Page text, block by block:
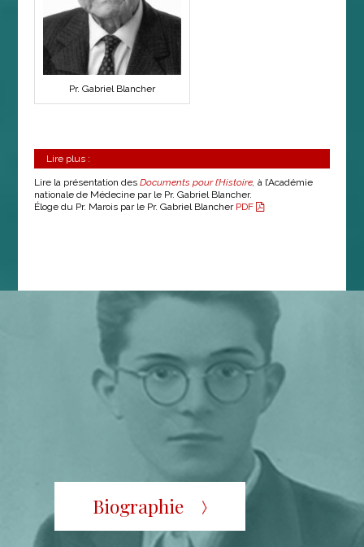
Pr. Gabriel Blancher
Lire plus :
Lire la présentation des Documents pour l’Histoire à l’Académie
nationale de Médecine par le Pr. Gabriel Blancher.
Éloge du Pr. Marois par le Pr. Gabriel Blancher PDF
Biographie